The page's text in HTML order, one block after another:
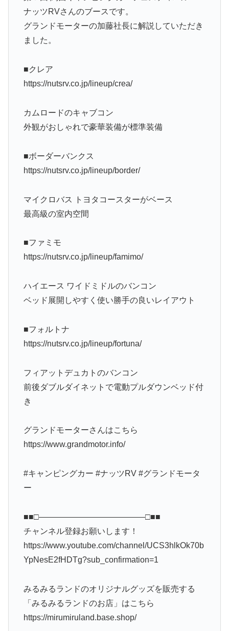
ナッツRVさんのブースです。
グランドモーターの加藤社長に解説していただき
ました。
■クレア
https://nutsrv.co.jp/lineup/crea/
カムロードのキャブコン
外観がおしゃれで豪華装備が標準装備
■ボーダーバンクス
https://nutsrv.co.jp/lineup/border/
マイクロバス トヨタコースターがベース
最高級の室内空間
■ファミモ
https://nutsrv.co.jp/lineup/famimo/
ハイエース ワイドミドルのバンコン
ベッド展開しやすく使い勝手の良いレイアウト
■フォルトナ
https://nutsrv.co.jp/lineup/fortuna/
フィアットデュカトのバンコン
前後ダブルダイネットで電動プルダウンベッド付
き
グランドモーターさんはこちら
https://www.grandmotor.info/
#キャンピングカー #ナッツRV #グランドモータ
ー
■■□―――――――――――――□■■
チャンネル登録お願いします！
https://www.youtube.com/channel/UCS3hlkOk70b
YpNesE2fHDTg?sub_confirmation=1
みるみるランドのオリジナルグッズを販売する
「みるみるランドのお店」はこちら
https://mirumiruland.base.shop/